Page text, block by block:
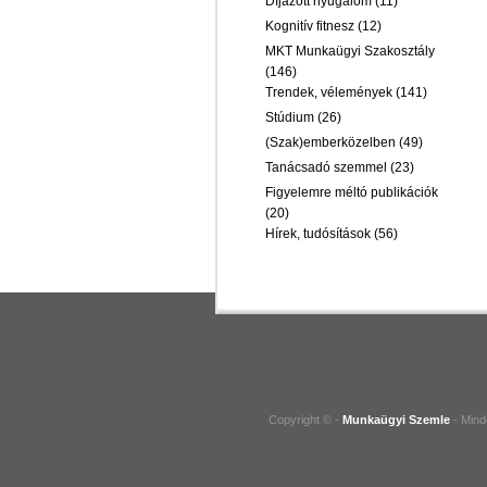
Kognitív fitnesz (12)
MKT Munkaügyi Szakosztály
(146)
Trendek, vélemények (141)
Stúdium (26)
(Szak)emberközelben (49)
Tanácsadó szemmel (23)
Figyelemre méltó publikációk
(20)
Hírek, tudósítások (56)
Copyright © - Munkaügyi Szemle -